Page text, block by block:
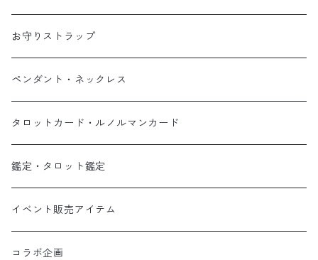
お守りストラップ
ペンダント・ネックレス
タロットカード・ルノルマンカード
鑑定・タロット鑑定
イベント販売アイテム
コラボ企画